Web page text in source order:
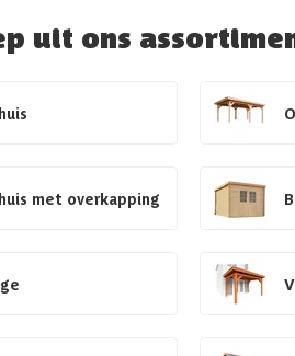
uit ons
met overkapping